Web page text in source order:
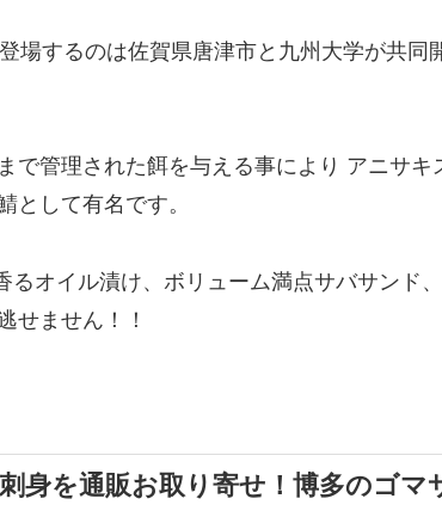
場するのは佐賀県唐津市と九州大学が共同
で管理された餌を与える事により アニサキ
として有名です。
るオイル漬け、ボリューム満点サバサンド
せません！！
身を通販お取り寄せ！博多のゴマ